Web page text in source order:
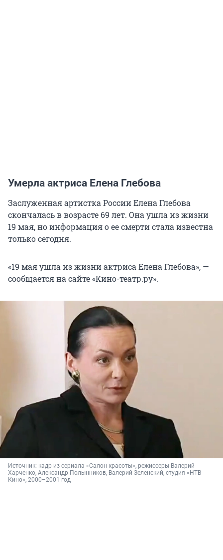
Умерла актриса Елена Глебова
Заслуженная артистка России Елена Глебова
скончалась в возрасте 69 лет. Она ушла из жизни
19 мая, но информация о ее смерти стала известна
только сегодня.
«19 мая ушла из жизни актриса Елена Глебова», —
сообщается на сайте «Кино-театр.ру».
Источник: кадр из сериала «Салон красоты», режиссеры Валерий
Харченко, Александр Полынников, Валерий Зеленский, студия «НТВ-
Кино», 2000–2001 год